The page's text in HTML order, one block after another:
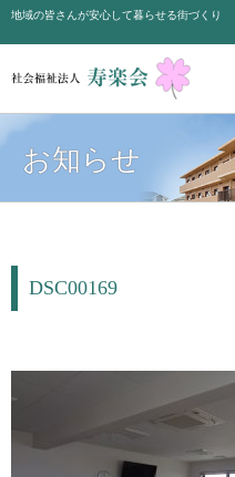
地域の皆さんが安心して暮らせる街づくり
お知らせ
DSC00169